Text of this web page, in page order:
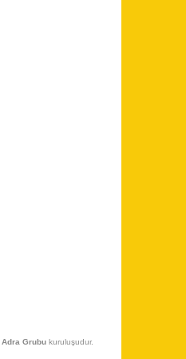
Adra Grubukuruluşudur.